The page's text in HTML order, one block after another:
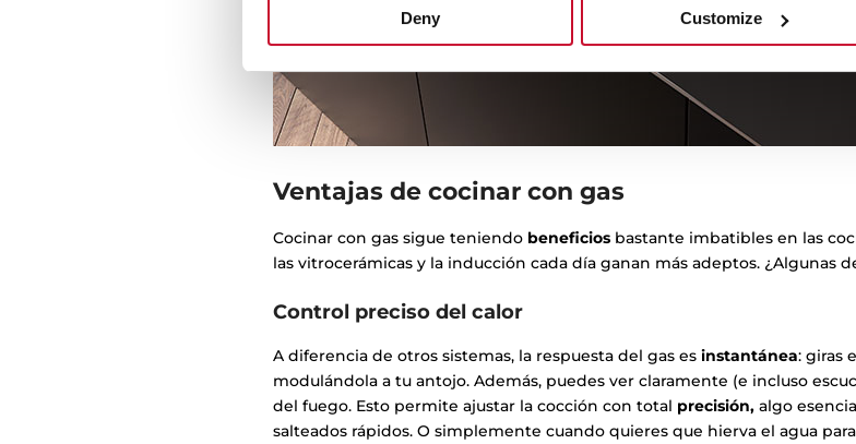
Deny Customize
Ventajas de cocinar con gas
Cocinar con gas sigue teniendo beneficios bastante imbatibles en las
las vitrocerámicas y la inducción cada día ganan más adeptos. ¿Algunas
Control preciso del calor
A diferencia de otros sistemas, la respuesta del gas esinstantánea: giras
modulándola a tu antojo. Además, puedes ver claramente (e incluso
del fuego. Esto permite ajustar la cocción con total precisión, algo
salteados rápidos. O simplemente cuando quieres que hierva el agua